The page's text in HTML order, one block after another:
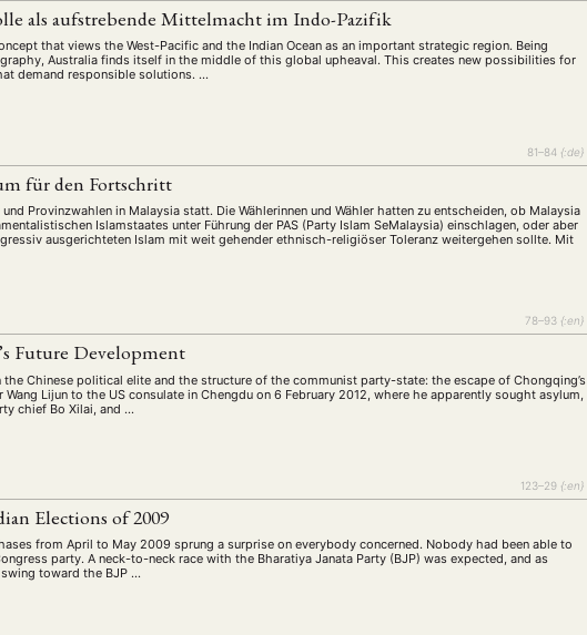
als aufstrebende Mittelmacht im Indo-Pazifik
that views the West-Pacific and the Indian Ocean as an important strategic region. Being
Australia finds itself in the middle of this global upheaval. This creates new possibilities for
demand responsible solutions. …
81–84 {:de}
für den Fortschritt
Provinzwahlen in Malaysia statt. Die Wählerinnen und Wähler hatten zu entscheiden, ob Malaysia
Islamstaates unter Führung der PAS (Party Islam SeMalaysia) einschlagen, oder aber
ausgerichteten Islam mit weit gehender ethnisch-religiöser Toleranz weitergehen sollte. Mit
78–93 {:en}
Future Development
Chinese political elite and the structure of the communist party-state: the escape of Chongqing’s
Lijun to the US consulate in Chengdu on 6 February 2012, where he apparently sought asylum,
chief Bo Xilai, and …
123–29 {:en}
Elections of 2009
from April to May 2009 sprung a surprise on everybody concerned. Nobody had been able to
party. A neck-to-neck race with the Bharatiya Janata Party (BJP) was expected, and as
toward the BJP …